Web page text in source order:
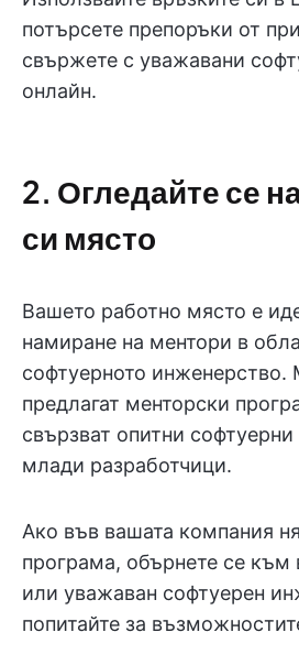
потърсете препоръки от
свържете с уважавани
онлайн.
2. Огледайте се
си място
Вашето работно място е
намиране на ментори в
софтуерното инженерство.
предлагат менторски
свързват опитни
млади разработчици.
Ако във вашата компания
програма, обърнете се
или уважаван софтуерен
попитайте за